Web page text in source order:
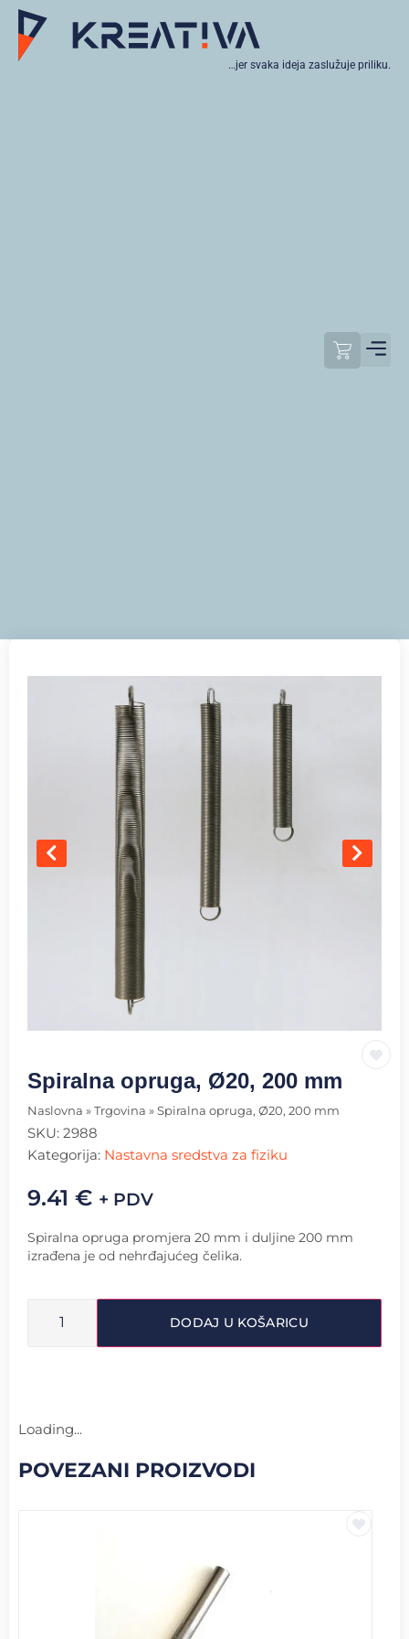
…jer svaka ideja zaslužuje priliku.
Spiralna opruga, Ø20, 200 mm
Naslovna » Trgovina » Spiralna opruga, Ø20, 200 mm
SKU: 2988
Kategorija: Nastavna sredstva za fiziku
9.41 € + PDV
Spiralna opruga promjera 20 mm i duljine 200 mm
izrađena je od nehrđajućeg čelika.
DODAJ U KOŠARICU
Loading...
POVEZANI PROIZVODI